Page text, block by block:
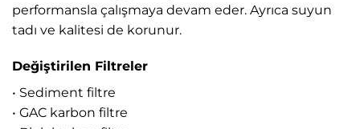
performansla çalışmaya devam eder. Ayrıca suyun
tadı ve kalitesi de korunur.
Değiştirilen Filtreler
• Sediment filtre
• GAC karbon filtre